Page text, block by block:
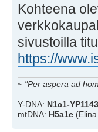
Kohteena
sivustoilla
https://
~ "Per aspera ad
Y-DNA: N1c1-YP1143
mtDNA: H5a1e